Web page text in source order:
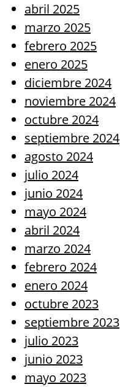
abril 2025
marzo 2025
febrero 2025
enero 2025
diciembre 2024
noviembre 2024
octubre 2024
septiembre 2024
agosto 2024
julio 2024
junio 2024
mayo 2024
abril 2024
marzo 2024
febrero 2024
enero 2024
octubre 2023
septiembre 2023
julio 2023
junio 2023
mayo 2023